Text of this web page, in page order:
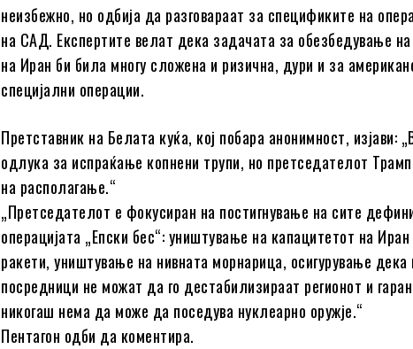
неизбежно, но одбија да разговараат за спецификите на
на САД. Експертите велат дека задачата за обезбедување
на Иран би била многу сложена и ризична, дури и за
специјални операции.
Претставник на Белата куќа, кој побара анонимност, изјави:
одлука за испраќање копнени трупи, но претседателот
на располагање.“
„Претседателот е фокусиран на постигнување на сите
операцијата „Епски бес“: уништување на капацитетот на
ракети, уништување на нивната морнарица, осигурување дека
посредници не можат да го дестабилизираат регионот и
никогаш нема да може да поседува нуклеарно оружје.“
Пентагон одби да коментира.